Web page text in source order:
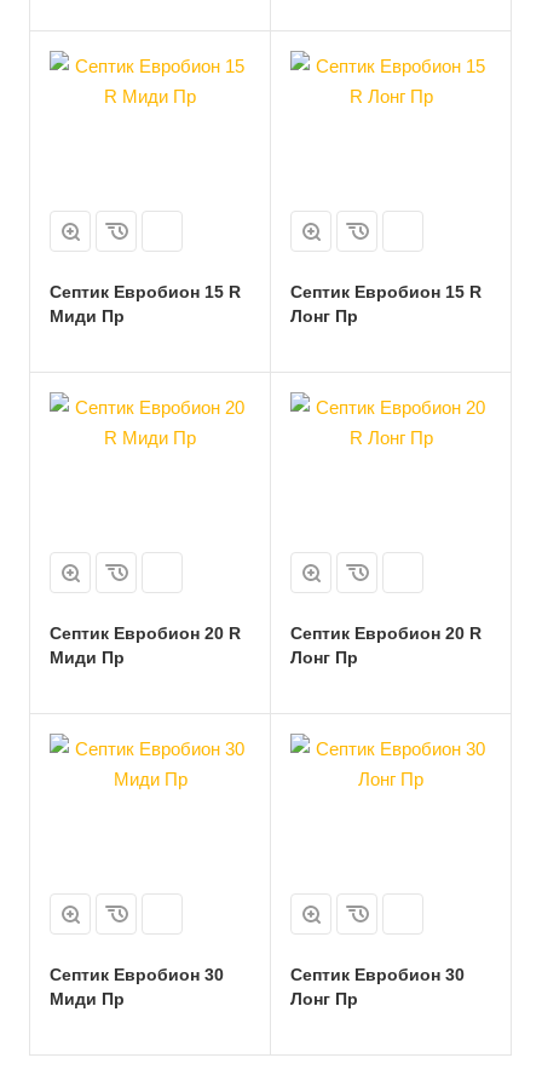
Септик Евробион 15 R
Миди Пр
Септик Евробион 15 R
Лонг Пр
Септик Евробион 20 R
Миди Пр
Септик Евробион 20 R
Лонг Пр
Септик Евробион 30
Миди Пр
Септик Евробион 30
Лонг Пр